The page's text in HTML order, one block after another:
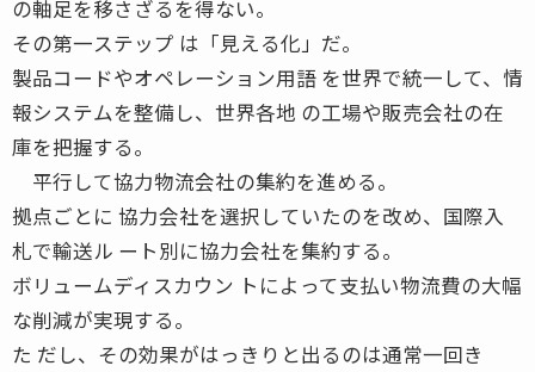
の軸足を移さざるを得ない。
その第一ステップ は「見える化」だ。
製品コードやオペレーション用語 を世界で統一して、情
報システムを整備し、世界各地 の工場や販売会社の在
庫を把握する。
平行して協力物流会社の集約を進める。
拠点ごとに 協力会社を選択していたのを改め、国際入
札で輸送ル ート別に協力会社を集約する。
ボリュームディスカウン トによって支払い物流費の大幅
な削減が実現する。
た だし、その効果がはっきりと出るのは通常一回き